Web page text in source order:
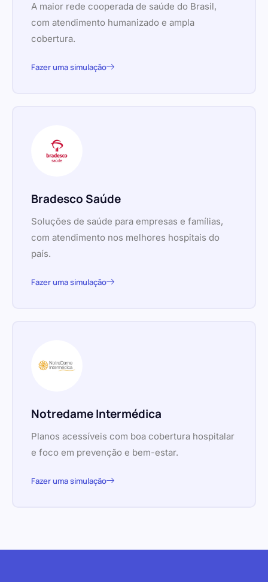
A maior rede cooperada de saúde do Brasil,
com atendimento humanizado e ampla
cobertura.
Fazer uma simulação
Bradesco Saúde
Soluções de saúde para empresas e famílias,
com atendimento nos melhores hospitais do
país.
Fazer uma simulação
Notredame Intermédica
Planos acessíveis com boa cobertura hospitalar
e foco em prevenção e bem-estar.
Fazer uma simulação